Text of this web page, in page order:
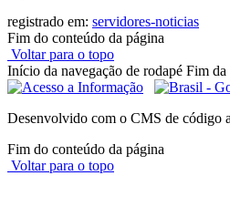
registrado em: servidores-noticias
Fim do conteúdo da página
Voltar para o topo
Início da navegação de rodapé Fim da
Desenvolvido com o CMS de código
Fim do conteúdo da página
Voltar para o topo